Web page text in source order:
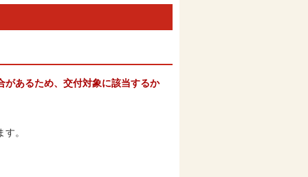
あるため、 交付対象に該当するか
。